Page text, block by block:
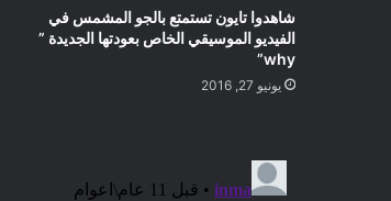
شاهدوا تايون تستمتع بالجو المشمس في
الفيديو الموسيقي الخاص بعودتها الجديدة ”
why”
يونيو 27, 2016